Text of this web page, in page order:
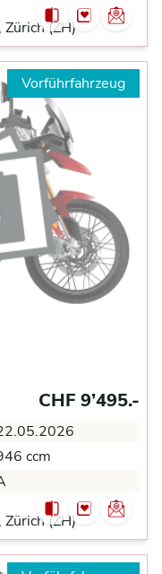
(ZH)
Vorführfahrzeug
CHF 9’495.-
ccm
(ZH)